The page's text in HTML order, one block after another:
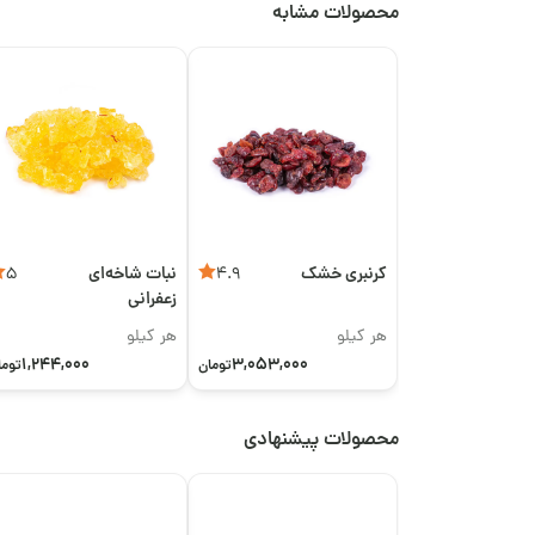
محصولات مشابه
کرنبری خشک 4.9
هر کیلو
3,053,000تومان
نبات شاخه‌ای
زعفرانی
5
هر کیلو
1,244,000
محصولات پیشنهادی